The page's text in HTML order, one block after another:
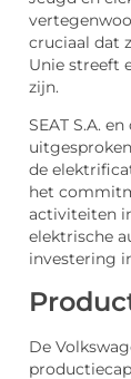
cruciaal dat
Unie streeft
zijn.
SEAT S.A.
de
het
activiteiten
elektrische
investering
De